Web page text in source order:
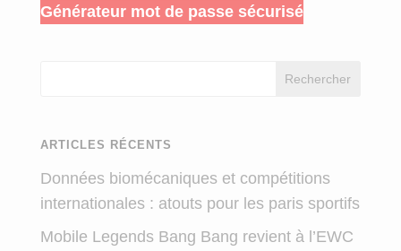
Générateur mot de passe sécurisé
Rechercher
ARTICLES RÉCENTS
Données biomécaniques et compétitions
internationales : atouts pour les paris sportifs
Mobile Legends Bang Bang revient à l’EWC